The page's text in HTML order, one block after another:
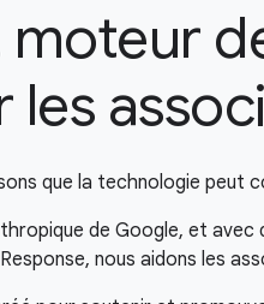
les
que la technologie peut
de Google, et
nous aidons les